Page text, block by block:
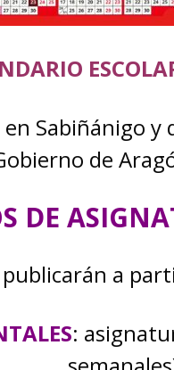
Sabiñánigo
de
DE
a
: